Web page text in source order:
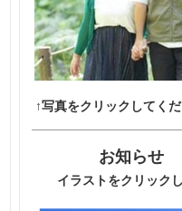
↑写真をクリックしてく
お知らせ
イラストをクリックし